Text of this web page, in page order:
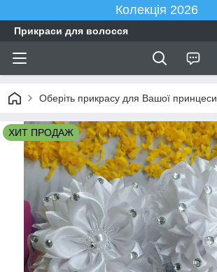
Колекція 2026
Прикраси для волосся
Оберіть прикрасу для Вашої принцеси
ХИТ ПРОДАЖ